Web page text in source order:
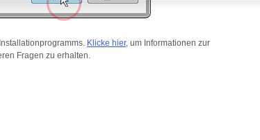
Klicke hier, um Informationen zur
Fragen zu erhalten.